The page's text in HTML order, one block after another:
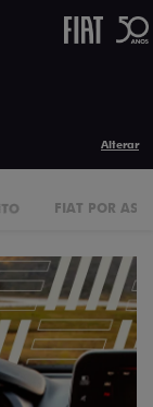
Alterar
FIAT POR